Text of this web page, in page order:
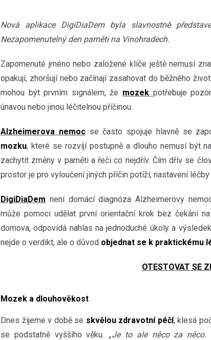
Nová aplikace DigiDiaDem byla slavnostně
Nezapomenutelný den paměti na Vinohradech.
Zapomenuté jméno nebo založené klíče ještě nemusí
opakují, zhoršují nebo začínají zasahovat do běžného
mohou být prvním signálem, že mozek potřebuje
únavou nebo jinou léčitelnou příčinou.
Alzheimerova nemocse často spojuje hlavně se
mozku, které se rozvíjí postupně a dlouho nemusí být
zachytit změny v paměti a řeči co nejdřív. Čím dřív se
prostor je pro vyloučení jiných příčin potíží, nastavení léčby
DigiDiaDem není domácí diagnóza Alzheimerovy
může pomoci udělat první orientační krok bez čekání
domova, odpovídá nahlas na jednoduché úkoly a
nejde o verdikt, ale o důvod objednat se k praktickému
OTESTOVAT SE
Mozek a dlouhověkost
Dnes žijeme v době se skvělou zdravotní péčí, klesá
se podstatně vyššího věku. „Je to ale něco za něco.